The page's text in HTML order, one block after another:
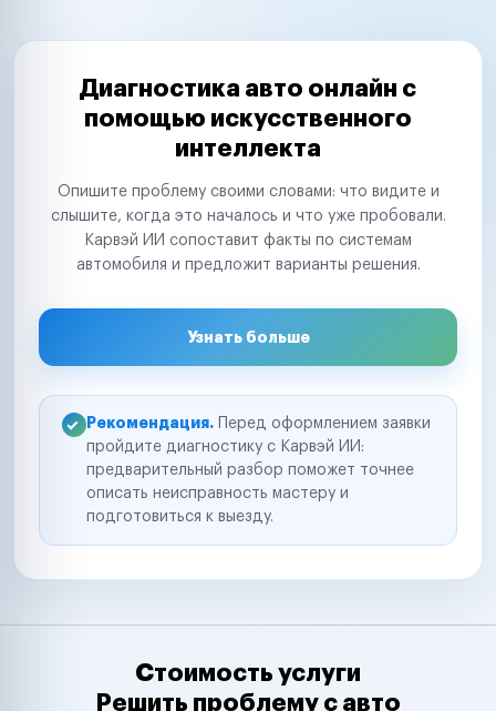
Диагностика авто онлайн с
помощью искусственного
интеллекта
Опишите проблему своими словами: что видите и
слышите, когда это началось и что уже пробовали.
Карвэй ИИ сопоставит факты по системам
автомобиля и предложит варианты решения.
Узнать больше
Рекомендация. Перед оформлением заявки
пройдите диагностику с Карвэй ИИ:
предварительный разбор поможет точнее
описать неисправность мастеру и
подготовиться к выезду.
Стоимость услуги
Решить проблему с авто